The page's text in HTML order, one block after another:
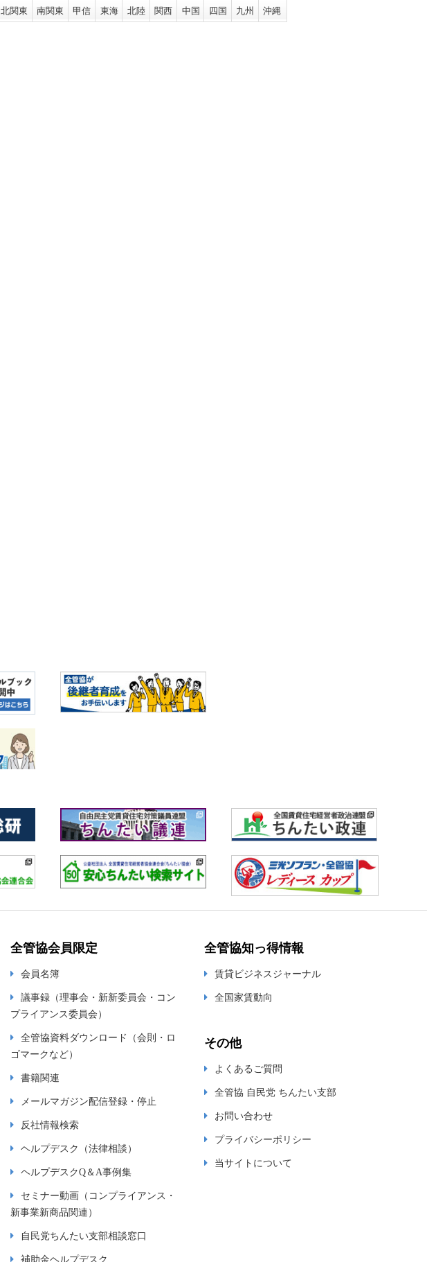
北関東 南関東 甲信 東海 北陸 関西 中国 四国 九州 沖縄
全管協会員限定
会員名簿
議事録（理事会・新新委員会・コン
プライアンス委員会）
全管協資料ダウンロード（会則・ロ
ゴマークなど）
書籍関連
メールマガジン配信登録・停止
反社情報検索
ヘルプデスク（法律相談）
ヘルプデスクQ＆A事例集
セミナー動画（コンプライアンス・
新事業新商品関連）
自民党ちんたい支部相談窓口
補助金ヘルプデスク
全管協知っ得情報
賃貸ビジネスジャーナル
全国家賃動向
その他
よくあるご質問
全管協 自民党 ちんたい支部
お問い合わせ
プライバシーポリシー
当サイトについて